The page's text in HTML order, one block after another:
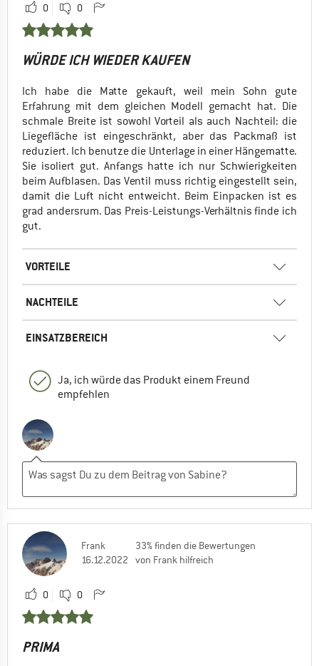
0 0
WÜRDE ICH WIEDER KAUFEN
Ich habe die Matte gekauft, weil mein Sohn gute
Erfahrung mit dem gleichen Modell gemacht hat. Die
schmale Breite ist sowohl Vorteil als auch Nachteil: die
Liegefläche ist eingeschränkt, aber das Packmaß ist
reduziert. Ich benutze die Unterlage in einer Hängematte.
Sie isoliert gut. Anfangs hatte ich nur Schwierigkeiten
beim Aufblasen. Das Ventil muss richtig eingestellt sein,
damit die Luft nicht entweicht. Beim Einpacken ist es
grad andersrum. Das Preis-Leistungs-Verhältnis finde ich
gut.
VORTEILE
NACHTEILE
EINSATZBEREICH
Ja, ich würde das Produkt einem Freund
empfehlen
Frank
16.12.2022
33% finden die Bewertungen
von Frank hilfreich
0 0
PRIMA